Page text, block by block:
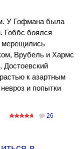
У Гофмана была
Гоббс боялся
мерещились
Врубель и Хармс
Достоевский
к азартным
и попытки
26